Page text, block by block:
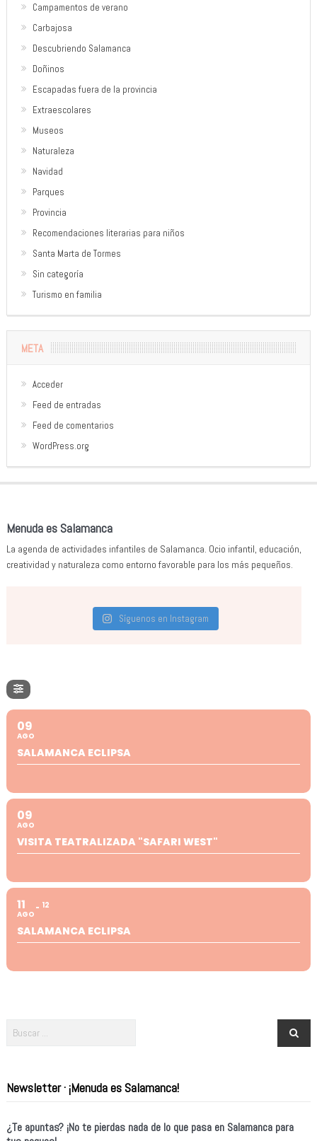
Campamentos de verano
Carbajosa
Descubriendo Salamanca
Doñinos
Escapadas fuera de la provincia
Extraescolares
Museos
Naturaleza
Navidad
Parques
Provincia
Recomendaciones literarias para niños
Santa Marta de Tormes
Sin categoría
Turismo en familia
META
Acceder
Feed de entradas
Feed de comentarios
WordPress.org
Menuda es Salamanca
La agenda de actividades infantiles de Salamanca. Ocio infantil, educación,
creatividad y naturaleza como entorno favorable para los más pequeños.
Síguenos en Instagram
09
AGO
SALAMANCA ECLIPSA
09
AGO
VISITA TEATRALIZADA "SAFARI WEST"
11
AGO
12
SALAMANCA ECLIPSA
Newsletter · ¡Menuda es Salamanca!
¿Te apuntas? ¡No te pierdas nada de lo que pasa en Salamanca para